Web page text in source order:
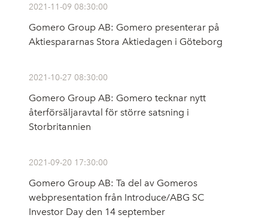
2021-11-09 08:30:00
Gomero Group AB: Gomero presenterar på
Aktiespararnas Stora Aktiedagen i Göteborg
2021-10-27 08:30:00
Gomero Group AB: Gomero tecknar nytt
återförsäljaravtal för större satsning i
Storbritannien
2021-09-20 17:30:00
Gomero Group AB: Ta del av Gomeros
webpresentation från Introduce/ABG SC
Investor Day den 14 september